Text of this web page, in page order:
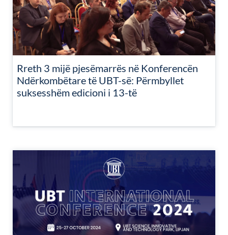
Rreth 3 mijë pjesëmarrës në Konferencën
Ndërkombëtare të UBT-së: Përmbyllet
suksesshëm edicioni i 13-të